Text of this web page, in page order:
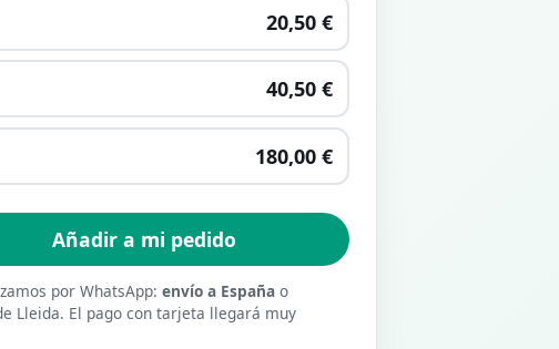
20,50 €
40,50 €
180,00 €
Añadir a mi pedido
por WhatsApp: envío a España o
Lleida. El pago con tarjeta llegará muy